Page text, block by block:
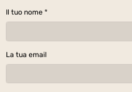
Il tuo nome
La tua email